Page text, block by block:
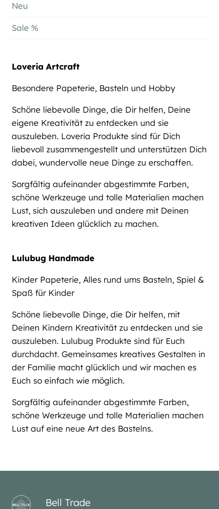
Neu
Sale %
Loveria Artcraft
Besondere Papeterie, Basteln und Hobby
Schöne liebevolle Dinge, die Dir helfen, Deine
eigene Kreativität zu entdecken und sie
auszuleben. Loveria Produkte sind für Dich
liebevoll zusammengestellt und unterstützen Dich
dabei, wundervolle neue Dinge zu erschaffen.
Sorgfältig aufeinander abgestimmte Farben,
schöne Werkzeuge und tolle Materialien machen
Lust, sich auszuleben und andere mit Deinen
kreativen Ideen glücklich zu machen.
Lulubug Handmade
Kinder Papeterie, Alles rund ums Basteln, Spiel &
Spaß für Kinder
Schöne liebevolle Dinge, die Dir helfen, mit
Deinen Kindern Kreativität zu entdecken und sie
auszuleben. Lulubug Produkte sind für Euch
durchdacht. Gemeinsames kreatives Gestalten in
der Familie macht glücklich und wir machen es
Euch so einfach wie möglich.
Sorgfältig aufeinander abgestimmte Farben,
schöne Werkzeuge und tolle Materialien machen
Lust auf eine neue Art des Bastelns.
Bell Trade